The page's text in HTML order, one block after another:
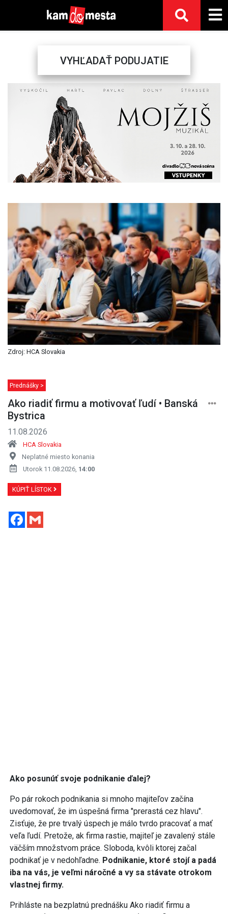
VYHĽADAŤ PODUJATIE
Previous
Zdroj: HCA Slovakia
Prednášky >
Ako riadiť firmu a motivovať ľudí • Banská
Bystrica
11.08.2026
HCA Slovakia
Neplatné miesto konania
Utorok 11.08.2026, 14:00
KÚPIŤ LÍSTOK
Facebook
Ako posunúť svoje podnikanie ďalej?
Po pár rokoch podnikania si mnoho majiteľov začína
uvedomovať, že im úspešná firma "prerastá cez hlavu".
Zisťuje, že pre trvalý úspech je málo tvrdo pracovať a mať
veľa ľudí. Pretože, ak firma rastie, majiteľ je zavalený stále
väčším množstvom práce. Sloboda, kvôli ktorej začal
podnikať je v nedohľadne. Podnikanie, ktoré stojí a padá
iba na vás, je veľmi náročné a vy sa stávate otrokom
vlastnej firmy.
Prihláste na bezplatnú prednášku Ako riadiť firmu a